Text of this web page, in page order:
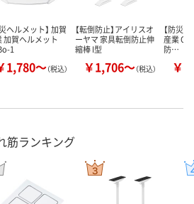
ヘルメット】 加賀
加賀ヘルメット
1
1,780～（税込）
【転倒防止】アイリスオ
ーヤマ 家具転倒防止伸
縮棒 I型
￥1,706～（税込）
【防災
産業
防…
￥
筋ランキング